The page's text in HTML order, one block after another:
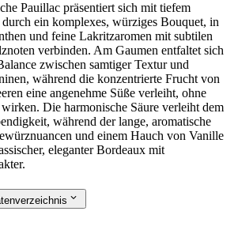
Pauillac präsentiert sich mit tiefem
ein komplexes, würziges Bouquet, in
und feine Lakritzaromen mit subtilen
verbinden. Am Gaumen entfaltet sich
zwischen samtiger Textur und
während die konzentrierte Frucht von
eine angenehme Süße verleiht, ohne
Die harmonische Säure verleiht dem
während der lange, aromatische
und einem Hauch von Vanille
eleganter Bordeaux mit